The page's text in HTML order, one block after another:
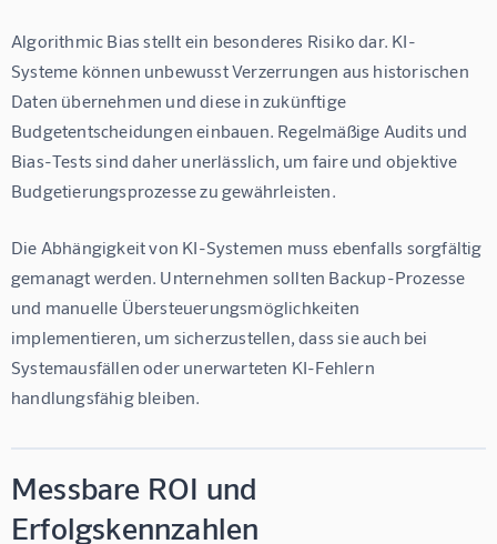
Algorithmic Bias stellt ein besonderes Risiko dar. KI-
Systeme können unbewusst Verzerrungen aus historischen
Daten übernehmen und diese in zukünftige
Budgetentscheidungen einbauen. Regelmäßige Audits und
Bias-Tests sind daher unerlässlich, um faire und objektive
Budgetierungsprozesse zu gewährleisten.
Die Abhängigkeit von KI-Systemen muss ebenfalls sorgfältig
gemanagt werden. Unternehmen sollten Backup-Prozesse
und manuelle Übersteuerungsmöglichkeiten
implementieren, um sicherzustellen, dass sie auch bei
Systemausfällen oder unerwarteten KI-Fehlern
handlungsfähig bleiben.
Messbare ROI und
Erfolgskennzahlen